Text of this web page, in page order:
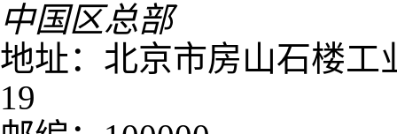
中国区总部
地址：北京市房山石楼工
19